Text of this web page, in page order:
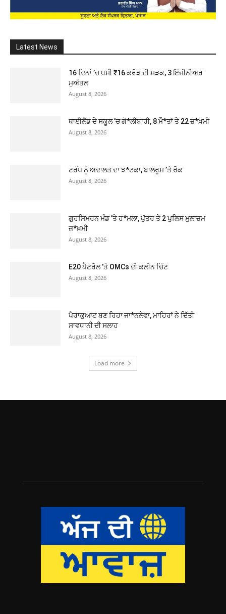
Latest News
16 ਦਿਨਾਂ ’ਚ ਧਸੀ ₹16 ਕਰੋੜ ਦੀ ਸੜਕ, 3 ਇੰਜੀਨੀਅਰ
ਮੁਅੱਤਲ
August 8, 2026
ਥਾਈਲੈਂਡ ਦੇ ਸਕੂਲ ’ਚ ਗੋ*ਲੀਬਾਰੀ, 8 ਮੌ*ਤਾਂ ਤੇ 22 ਜ਼*ਖ਼ਮੀ
August 8, 2026
ਟਰੰਪ ਨੂੰ ਅਦਾਲਤ ਦਾ ਝ*ਟਕਾ, ਬਾਲਰੂਮ ’ਤੇ ਰੋਕ
August 8, 2026
ਗੁਰਸਿਮਰਨ ਮੰਡ ’ਤੇ ਹ*ਮਲਾ, ਪੁੱਤਰ ਤੇ 2 ਪੁਲਿਸ ਮੁਲਾਜ਼ਮ
ਜ਼*ਖ਼ਮੀ
August 8, 2026
E20 ਪੈਟਰੋਲ ’ਤੇ OMCs ਦੀ ਕਲੀਨ ਚਿੱਟ
August 8, 2026
ਪੈਰਾਕੁਆਟ ਬਣ ਰਿਹਾ ਜਾ*ਨਲੇਵਾ, ਮਾਹਿਰਾਂ ਨੇ ਦਿੱਤੀ
ਸਾਵਧਾਨੀ ਦੀ ਸਲਾਹ
August 8, 2026
Load more